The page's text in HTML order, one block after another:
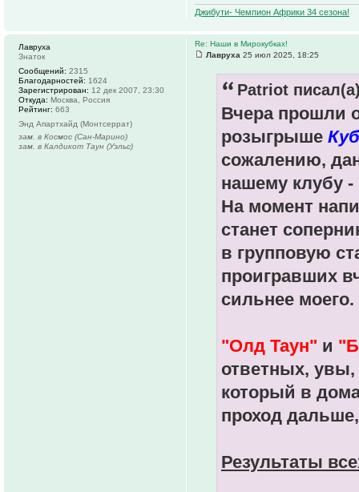
Джибути- Чемпион Африки 34 сезона!
Re: Наши в Мирокубках!
Лавруха 25 июл 2025, 18:25
Patriot
Вчера прошли
розыгрыше
сожалению,
нашему клубу -
На момент
станет
в групповую
проигравших
сильнее моего.
"Олд Таун" и
ответных,
который в
проход
Результаты
Лавруха
Знаток
Сообщений: 2315
Благодарностей: 1624
Зарегистрирован: 12 дек 2007, 23:30
Откуда: Москва, Россия
Рейтинг: 663
Энд Апартхайд (Монтсеррат)
зам. в Космос (Сан-Марино)
зам. в Калдикот Таун (Уэльс)